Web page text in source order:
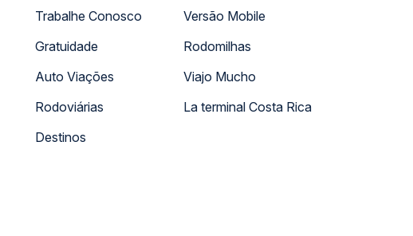
Trabalhe Conosco
Gratuidade
Auto Viações
Rodoviárias
Destinos
Versão Mobile
Rodomilhas
Viajo Mucho
La terminal Costa Rica